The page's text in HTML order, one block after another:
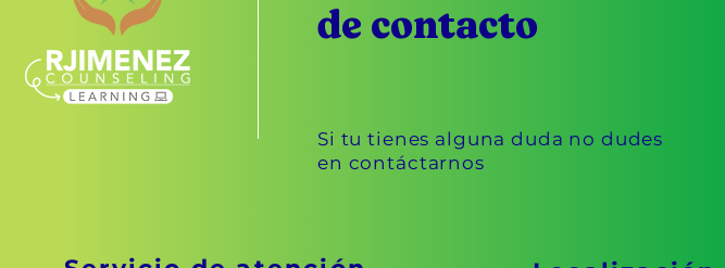
de contacto
Si tu tienes alguna duda no dudes
en contáctarnos